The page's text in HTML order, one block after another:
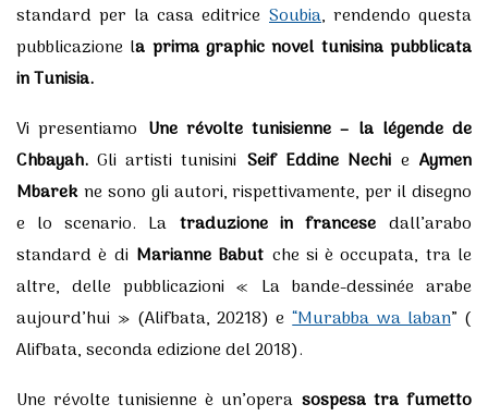
standard per la casa editrice Soubia, rendendo questa
pubblicazione la prima graphic novel tunisina pubblicata
in Tunisia.
Vi presentiamo Une révolte tunisienne – la légende de
Chbayah.Gli artisti tunisini Seif Eddine Nechie Aymen
Mbarekne sono gli autori, rispettivamente, per il disegno
e lo scenario. La traduzione in francese dall’arabo
standard è di Marianne Babut che si è occupata, tra le
altre, delle pubblicazioni « La bande-dessinée arabe
aujourd’hui » (Alifbata, 20218) e“Murabba wa laban” (
Alifbata, seconda edizione del 2018).
Une révolte tunisienne è un’opera sospesa tra fumetto